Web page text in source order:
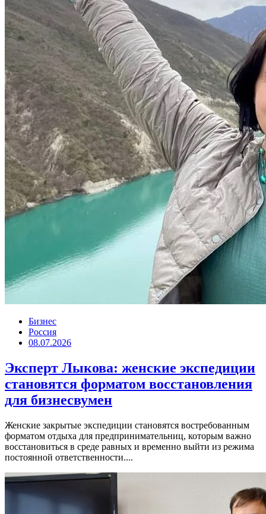
Бизнес
Россия
08.07.2026
Эксперт Лыкова: женские экспедиции
становятся форматом восстановления
для бизнесвумен
Женские закрытые экспедиции становятся востребованным
форматом отдыха для предпринимательниц, которым важно
восстановиться в среде равных и временно выйти из режима
постоянной ответственности....